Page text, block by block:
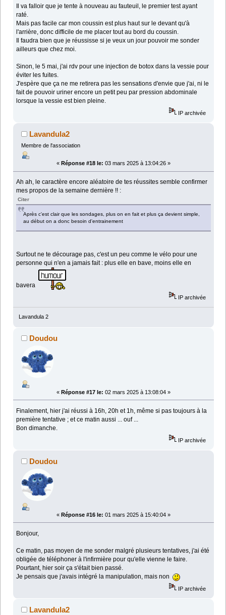
Il va falloir que je tente à nouveau au fauteuil, le premier test ayant
raté.
Mais pas facile car mon coussin est plus haut sur le devant qu'à
l'arrière, donc difficile de me placer tout au bord du coussin.
Il faudra bien que je réussisse si je veux un jour pouvoir me sonder
ailleurs que chez moi.
Sinon, le 5 mai, j'ai rdv pour une injection de botox dans la vessie pour
éviter les fuites.
J'espère que ça ne me retirera pas les sensations d'envie que j'ai, ni le
fait de pouvoir uriner encore un petit peu par pression abdominale
lorsque la vessie est bien pleine.
IP archivée
Lavandula2
Membre de l'association
« Réponse #18 le: 03 mars 2025 à 13:04:26 »
Ah ah, le caractère encore aléatoire de tes réussites semble confirmer
mes propos de la semaine dernière !! :
Citer
Après c'est clair que les sondages, plus on en fait et plus ça devient simple,
au début on a donc besoin d'entrainement
Surtout ne te décourage pas, c'est un peu comme le vélo pour une
personne qui n'en a jamais fait : plus elle en bave, moins elle en
bavera
IP archivée
Lavandula 2
Doudou
« Réponse #17 le: 02 mars 2025 à 13:08:04 »
Finalement, hier j'ai réussi à 16h, 20h et 1h, même si pas toujours à la
première tentative ; et ce matin aussi ... ouf ...
Bon dimanche.
IP archivée
Doudou
« Réponse #16 le: 01 mars 2025 à 15:40:04 »
Bonjour,
Ce matin, pas moyen de me sonder malgré plusieurs tentatives, j'ai été
obligée de téléphoner à l'infirmière pour qu'elle vienne le faire.
Pourtant, hier soir ça s'était bien passé.
Je pensais que j'avais intégré la manipulation, mais non
IP archivée
Lavandula2